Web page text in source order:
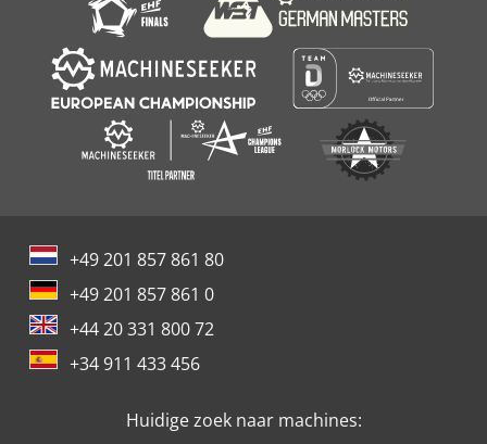
+49 201 857 861 80
+49 201 857 861 0
+44 20 331 800 72
+34 911 433 456
Huidige zoek naar machines: